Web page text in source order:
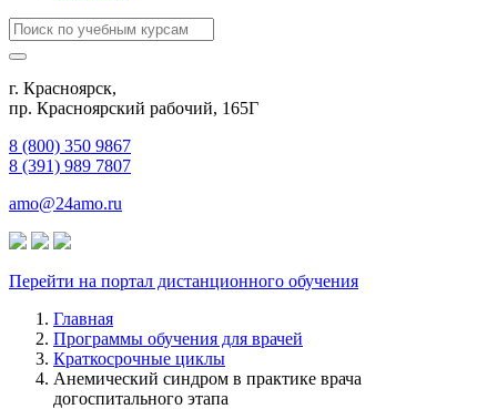
г. Красноярск,
пр. Красноярский рабочий, 165Г
8 (800) 350 9867
8 (391) 989 7807
amo@24amo.ru
Перейти на портал дистанционного обучения
Главная
Программы обучения для врачей
Краткосрочные циклы
Анемический синдром в практике врача
догоспитального этапа